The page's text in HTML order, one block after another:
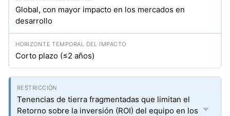
Global, con mayor impacto en los mercados en
desarrollo
Corto plazo (≤2 años)
Tenencias de tierra fragmentadas que limitan el
Retorno sobre la inversión (ROI) del equipo en los